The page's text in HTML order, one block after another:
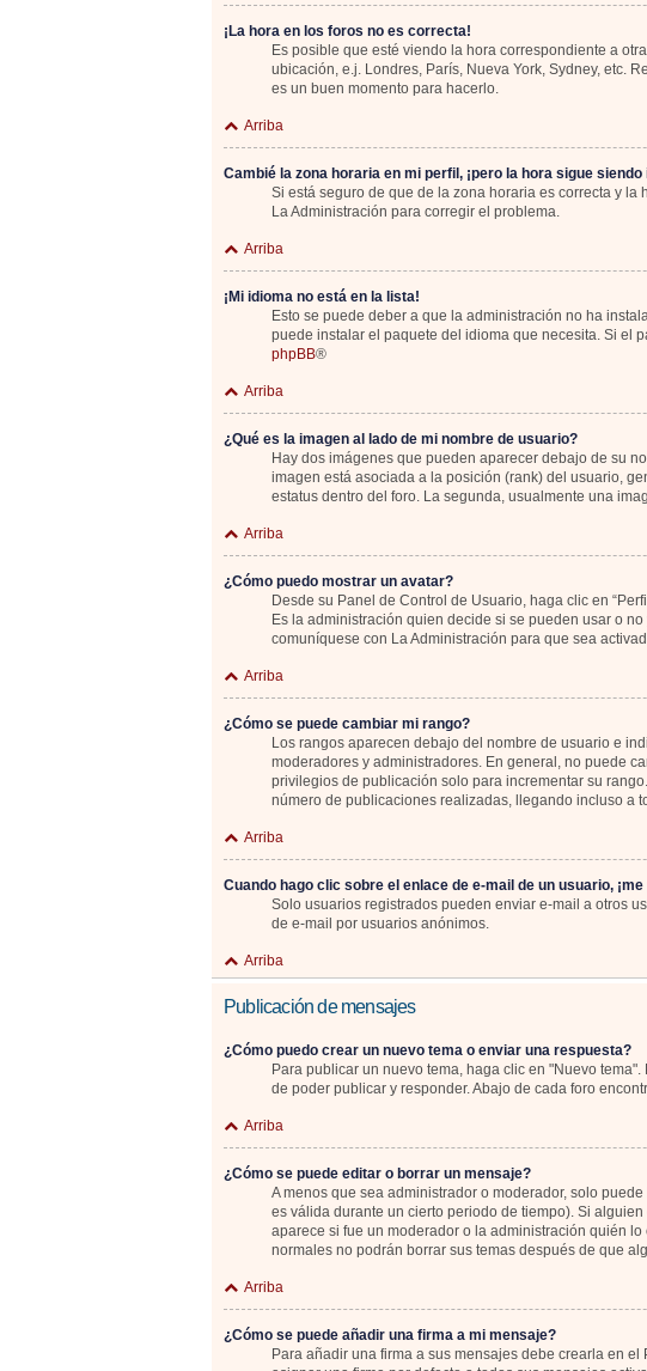
¡La hora en los foros no es correcta!
Es posible que esté viendo la hora correspondiente a
ubicación, e.j. Londres, París, Nueva York, Sydney, etc.
es un buen momento para hacerlo.
Arriba
Cambié la zona horaria en mi perfil, ¡pero la hora sigue
Si está seguro de que de la zona horaria es correcta y
La Administración para corregir el problema.
Arriba
¡Mi idioma no está en la lista!
Esto se puede deber a que la administración no ha
puede instalar el paquete del idioma que necesita. Si el
phpBB®
Arriba
¿Qué es la imagen al lado de mi nombre de usuario?
Hay dos imágenes que pueden aparecer debajo de su
imagen está asociada a la posición (rank) del usuario,
estatus dentro del foro. La segunda, usualmente una
Arriba
¿Cómo puedo mostrar un avatar?
Desde su Panel de Control de Usuario, haga clic en
Es la administración quien decide si se pueden usar o
comuníquese con La Administración para que sea
Arriba
¿Cómo se puede cambiar mi rango?
Los rangos aparecen debajo del nombre de usuario e
moderadores y administradores. En general, no puede
privilegios de publicación solo para incrementar su
número de publicaciones realizadas, llegando incluso a
Arriba
Cuando hago clic sobre el enlace de e-mail de un usuario,
Solo usuarios registrados pueden enviar e-mail a otros
de e-mail por usuarios anónimos.
Arriba
Publicación de mensajes
¿Cómo puedo crear un nuevo tema o enviar una respuesta?
Para publicar un nuevo tema, haga clic en "Nuevo
de poder publicar y responder. Abajo de cada foro
Arriba
¿Cómo se puede editar o borrar un mensaje?
A menos que sea administrador o moderador, solo
es válida durante un cierto periodo de tiempo). Si
aparece si fue un moderador o la administración quién
normales no podrán borrar sus temas después de que
Arriba
¿Cómo se puede añadir una firma a mi mensaje?
Para añadir una firma a sus mensajes debe crearla en